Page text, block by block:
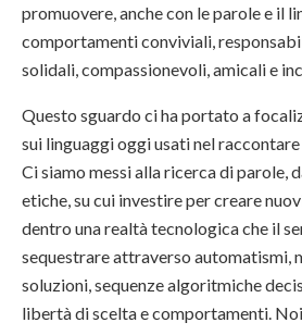
promuovere, anche con le parole e il
comportamenti conviviali,
solidali, compassionevoli, amicali e
Questo sguardo ci ha portato a
sui linguaggi oggi usati nel raccontare
Ci siamo messi alla ricerca di parole,
etiche, su cui investire per creare
dentro una realtà tecnologica che il
sequestrare attraverso automatismi,
soluzioni, sequenze algoritmiche
libertà di scelta e comportamenti.